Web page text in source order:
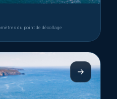
du point de décollage